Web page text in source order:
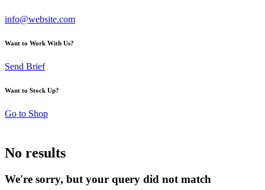
info@website.com
Want to Work With Us?
Send Brief
Want to Stock Up?
Go to Shop
No results
We're sorry, but your query did not match